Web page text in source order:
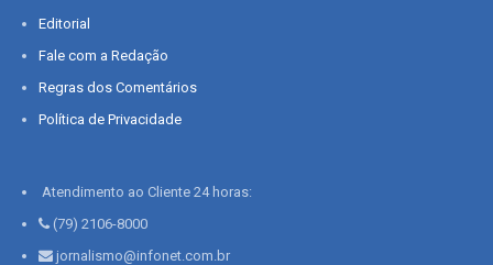
Editorial
Fale com a Redação
Regras dos Comentários
Política de Privacidade
Atendimento ao Cliente 24 horas:
(79) 2106-8000
jornalismo@infonet.com.br